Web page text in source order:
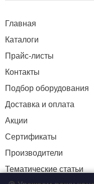
Главная
Каталоги
Прайс-листы
Контакты
Подбор оборудования
Доставка и оплата
Акции
Сертификаты
Производители
Тематические статьи